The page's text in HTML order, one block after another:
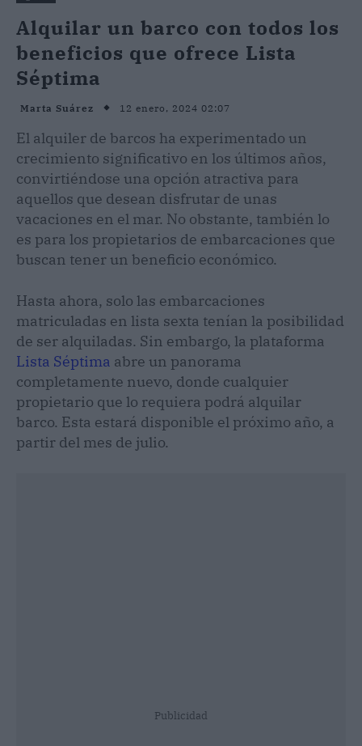
Alquilar un barco con todos los
beneficios que ofrece Lista
Séptima
Marta Suárez 12 enero, 2024 02:07
El alquiler de barcos ha experimentado un
crecimiento significativo en los últimos años,
convirtiéndose una opción atractiva para
aquellos que desean disfrutar de unas
vacaciones en el mar. No obstante, también lo
es para los propietarios de embarcaciones que
buscan tener un beneficio económico.
Hasta ahora, solo las embarcaciones
matriculadas en lista sexta tenían la posibilidad
de ser alquiladas. Sin embargo, la plataforma
Lista Séptima abre un panorama
completamente nuevo, donde cualquier
propietario que lo requiera podrá alquilar
barco. Esta estará disponible el próximo año, a
partir del mes de julio.
Publicidad